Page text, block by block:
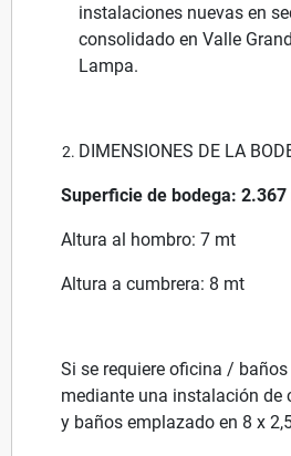
instalaciones nuevas en
consolidado en Valle
Lampa.
DIMENSIONES DE LA
Superficie de bodega: 2.367
Altura al hombro: 7 mt
Altura a cumbrera: 8 mt
Si se requiere oficina /
mediante una instalación de
y baños emplazado en 8 x